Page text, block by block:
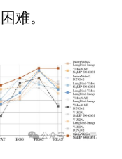
难。